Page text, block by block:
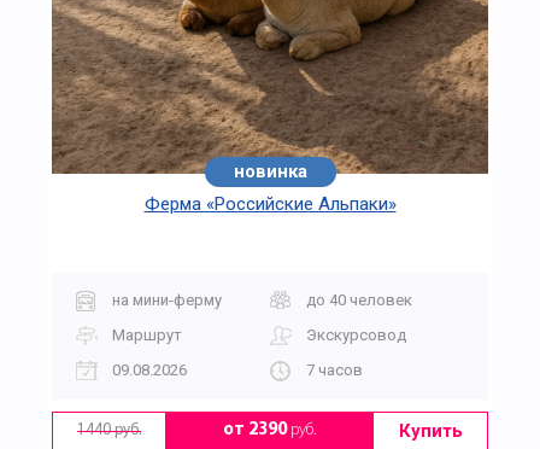
новинка
Ферма «Российские Альпаки»
на мини-ферму
до 40 человек
Маршрут
Экскурсовод
09.08.2026
7 часов
1440 руб. от 2390руб. Купить